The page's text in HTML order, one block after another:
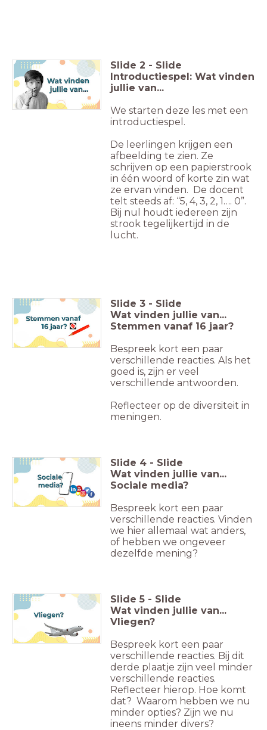
Slide 2 - Slide
Introductiespel: Wat vinden
jullie van...
We starten deze les met een
introductiespel.
De leerlingen krijgen een
afbeelding te zien. Ze
schrijven op een papierstrook
in één woord of korte zin wat
ze ervan vinden. De docent
telt steeds af: “5, 4, 3, 2, 1…. 0”.
Bij nul houdt iedereen zijn
strook tegelijkertijd in de
lucht.
Slide 3 - Slide
Wat vinden jullie van...
Stemmen vanaf 16 jaar?
Bespreek kort een paar
verschillende reacties. Als het
goed is, zijn er veel
verschillende antwoorden.
Reflecteer op de diversiteit in
meningen.
Slide 4 - Slide
Wat vinden jullie van...
Sociale media?
Bespreek kort een paar
verschillende reacties. Vinden
we hier allemaal wat anders,
of hebben we ongeveer
dezelfde mening?
Slide 5 - Slide
Wat vinden jullie van...
Vliegen?
Bespreek kort een paar
verschillende reacties. Bij dit
derde plaatje zijn veel minder
verschillende reacties.
Reflecteer hierop. Hoe komt
dat? Waarom hebben we nu
minder opties? Zijn we nu
ineens minder divers?